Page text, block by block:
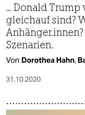
… Donald Trump
gleichauf sind?
Szenarien.
Von Dorothea Hahn,
31.10.2020